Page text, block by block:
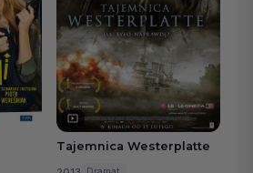
Tajemnica Westerplatte